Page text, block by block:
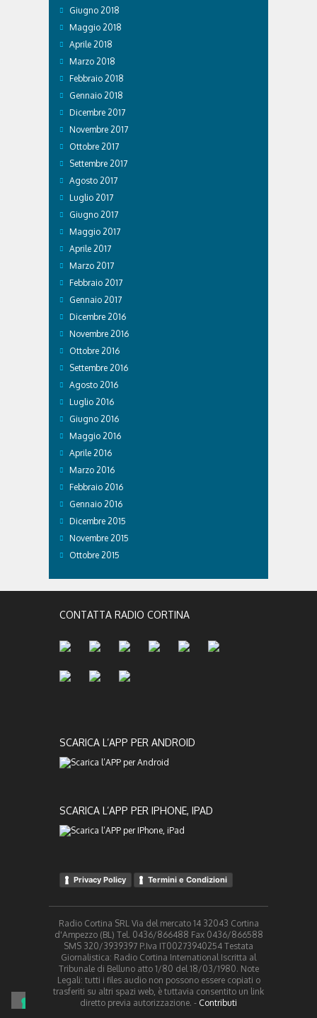
Giugno 2018
Maggio 2018
Aprile 2018
Marzo 2018
Febbraio 2018
Gennaio 2018
Dicembre 2017
Novembre 2017
Ottobre 2017
Settembre 2017
Agosto 2017
Luglio 2017
Giugno 2017
Maggio 2017
Aprile 2017
Marzo 2017
Febbraio 2017
Gennaio 2017
Dicembre 2016
Novembre 2016
Ottobre 2016
Settembre 2016
Agosto 2016
Luglio 2016
Giugno 2016
Maggio 2016
Aprile 2016
Marzo 2016
Febbraio 2016
Gennaio 2016
Dicembre 2015
Novembre 2015
Ottobre 2015
CONTATTA RADIO CORTINA
SCARICA L’APP PER ANDROID
SCARICA L’APP PER IPHONE, IPAD
Privacy Policy Termini e Condizioni
Radio Cortina SRL Via del mercato 14 32043 Cortina
d'Ampezzo (BL) Tel. 0436/866488 Fax 0436/866588
SMS 320/3939397 P.Iva IT00273940254 Testata
Giornalistica: Radio Cortina International Iscritta al
Tribunale di Belluno atto 1/80 del 18/03/1980. Note
Legali: tutti i files audio non possono essere copiati o
trasferiti su altri spazi web, è tuttavia consentito un link
diretto previa autorizzazione. - Contributi